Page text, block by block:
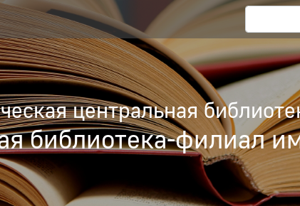
центральная
библиотека-филиал